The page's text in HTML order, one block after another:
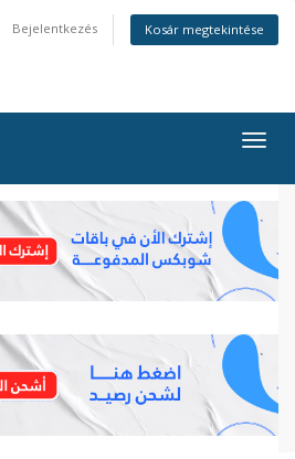
Bejelentkezés Kosár megtekintése